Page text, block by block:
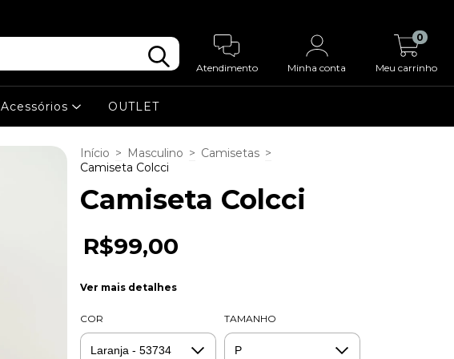
Atendimento Minha conta Meu carrinho
0
Acessórios OUTLET
Início > Masculino > Camisetas >
Camiseta Colcci
Camiseta Colcci
R$99,00
Ver mais detalhes
COR TAMANHO